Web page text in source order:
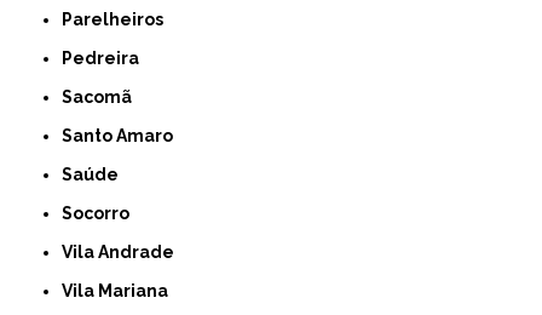
Parelheiros
Pedreira
Sacomã
Santo Amaro
Saúde
Socorro
Vila Andrade
Vila Mariana